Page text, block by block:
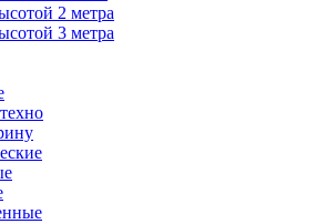
2 метра
3 метра